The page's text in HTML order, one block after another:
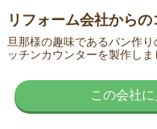
リフォーム会社からの
旦那様の趣味であるパン作
ッチンカウンターを製作しま
この会社